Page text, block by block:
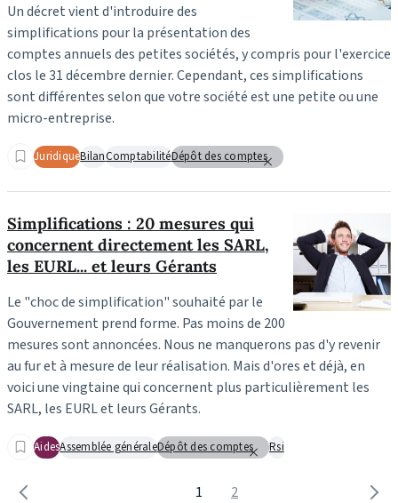
Un décret vient d'introduire des
simplifications pour la présentation des
comptes annuels des petites sociétés, y compris pour l'exercice
clos le 31 décembre dernier. Cependant, ces simplifications
sont différentes selon que votre société est une petite ou une
micro-entreprise.
JuridiqueBilanComptabilitéDépôt des comptes
Simplifications : 20 mesures qui
concernent directement les SARL,
les EURL... et leurs Gérants
Le "choc de simplification" souhaité par le
Gouvernement prend forme. Pas moins de 200
mesures sont annoncées. Nous ne manquerons pas d'y revenir
au fur et à mesure de leur réalisation. Mais d'ores et déjà, en
voici une vingtaine qui concernent plus particulièrement les
SARL, les EURL et leurs Gérants.
AidesAssemblée généraleDépôt des comptes Rsi
1 2